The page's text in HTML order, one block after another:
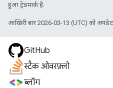
हुआ ट्रेडमार्क है.
आखिरी बार 2026-03-13 (UTC) को अपडेट
GitHub
स्टैक ओवरफ़्लो
ब्लॉग